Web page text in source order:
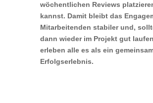
wöchentlichen Reviews
kannst. Damit bleibt das
Mitarbeitenden stabiler und,
dann wieder im Projekt gut
erleben alle es als ein
Erfolgserlebnis.